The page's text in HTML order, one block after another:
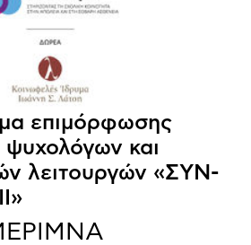
επιμόρφωσης
ψυχολόγων και
λειτουργών «ΣΥΝ-